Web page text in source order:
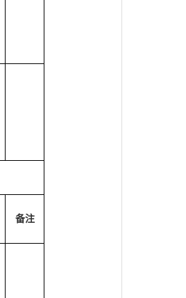
备注